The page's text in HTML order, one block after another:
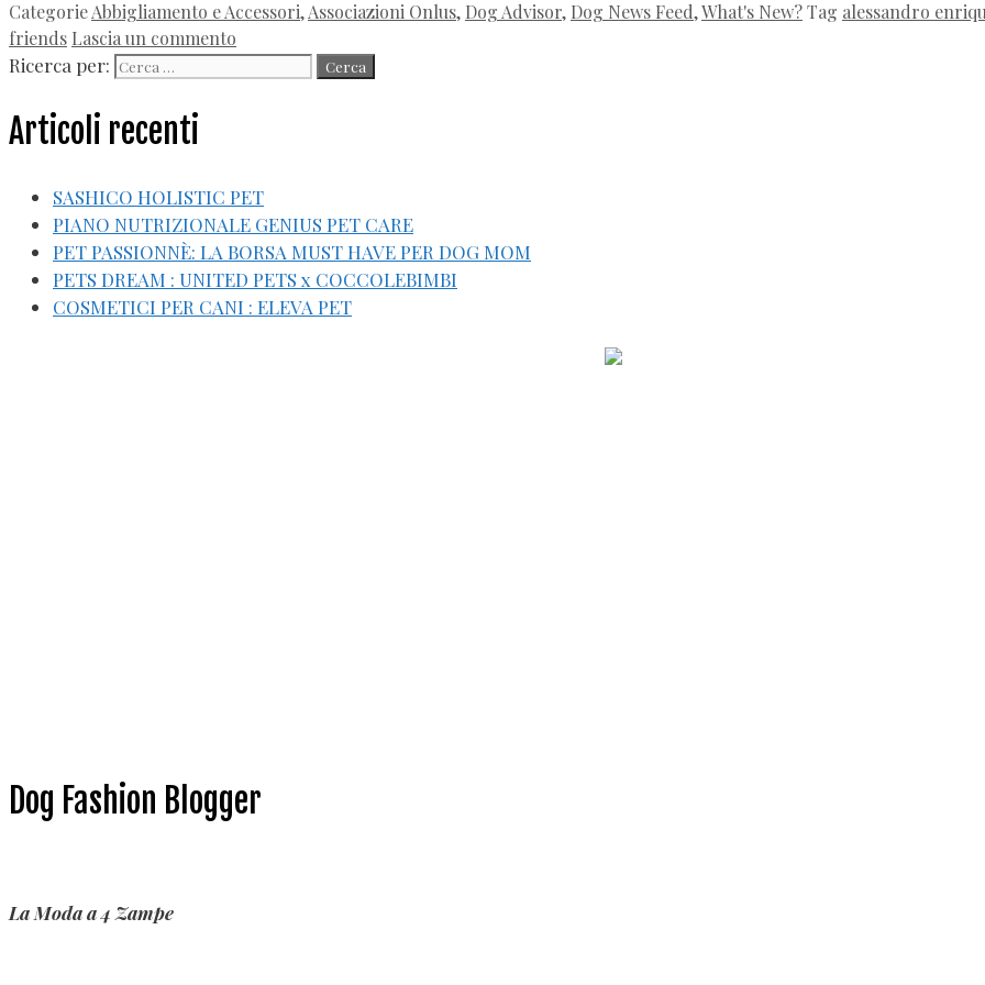
CategorieAbbigliamento e Accessori,Associazioni Onlus, Dog Advisor, Dog News Feed,What's New?Tag alessandro
friends Lascia un commento
Ricerca per:
Articoli recenti
SASHICO HOLISTIC PET
PIANO NUTRIZIONALE GENIUS PET CARE
PET PASSIONNÈ: LA BORSA MUST HAVE PER DOG MOM
PETS DREAM : UNITED PETS x COCCOLEBIMBI
COSMETICI PER CANI : ELEVA PET
Dog Fashion Blogger
La Moda a 4 Zampe